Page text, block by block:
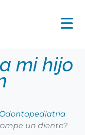
mi hijo
Odontopediatria
un diente?